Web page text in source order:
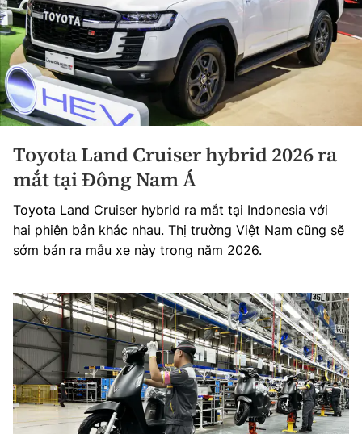
Toyota Land Cruiser hybrid 2026 ra
mắt tại Đông Nam Á
Toyota Land Cruiser hybrid ra mắt tại Indonesia với
hai phiên bản khác nhau. Thị trường Việt Nam cũng sẽ
sớm bán ra mẫu xe này trong năm 2026.